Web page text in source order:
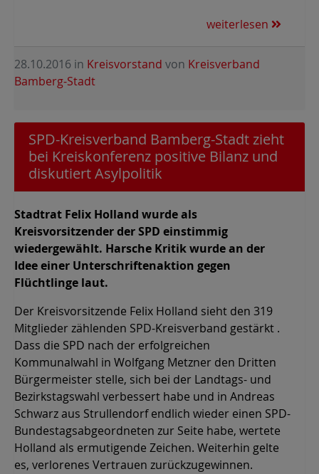
weiterlesen
28.10.2016 in Kreisvorstand von Kreisverband
Bamberg-Stadt
SPD-Kreisverband Bamberg-Stadt zieht
bei Kreiskonferenz positive Bilanz und
diskutiert Asylpolitik
Stadtrat Felix Holland wurde als
Kreisvorsitzender der SPD einstimmig
wiedergewählt. Harsche Kritik wurde an der
Idee einer Unterschriftenaktion gegen
Flüchtlinge laut.
Der Kreisvorsitzende Felix Holland sieht den 319
Mitglieder zählenden SPD-Kreisverband gestärkt .
Dass die SPD nach der erfolgreichen
Kommunalwahl in Wolfgang Metzner den Dritten
Bürgermeister stelle, sich bei der Landtags- und
Bezirkstagswahl verbessert habe und in Andreas
Schwarz aus Strullendorf endlich wieder einen SPD-
Bundestagsabgeordneten zur Seite habe, wertete
Holland als ermutigende Zeichen. Weiterhin gelte
es, verlorenes Vertrauen zurückzugewinnen.